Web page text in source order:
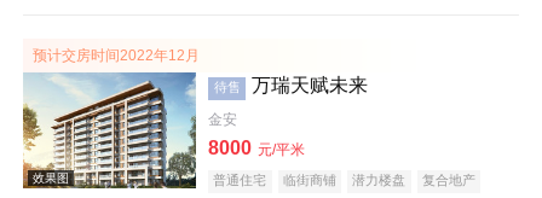
效果图
预计交房时间2022年12月
待售 万瑞天赋未来
金安
8000 元/平米
普通住宅 临街商铺 潜力楼盘
复合地产